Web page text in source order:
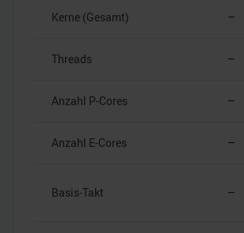
Kerne (Gesamt) –
Threads –
Anzahl P-Cores –
Anzahl E-Cores –
Basis-Takt –